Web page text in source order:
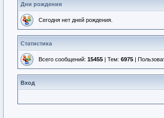
Дни рождения
Сегодня нет дней рождения.
Статистика
Всего сообщений: 15455 | Тем: 6975 |
Вход